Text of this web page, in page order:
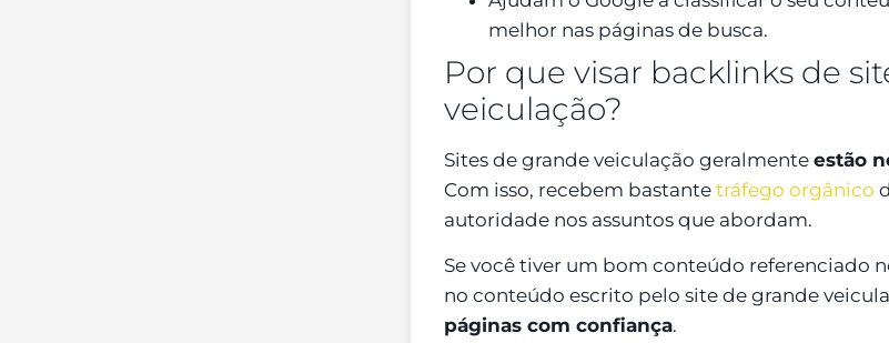
melhor nas páginas de busca.
Por que visar backlinks de
veiculação?
Sites de grande veiculação geralmente estão
Com isso, recebem bastante tráfego orgânico
autoridade nos assuntos que abordam.
Se você tiver um bom conteúdo referenciado
no conteúdo escrito pelo site de grande
páginas com confiança.